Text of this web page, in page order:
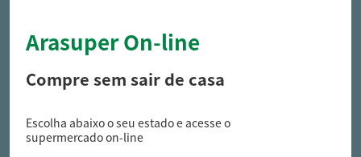
R$ 31,29
Arasuper On-line
Compre sem sair de casa
Escolha abaixo o seu estado e acesse o
supermercado on-line